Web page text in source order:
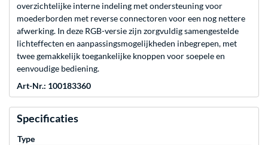
overzichtelijke interne indeling met ondersteuning voor
moederborden met reverse connectoren voor een nog nettere
afwerking. In deze RGB-versie zijn zorgvuldig samengestelde
lichteffecten en aanpassingsmogelijkheden inbegrepen, met
twee gemakkelijk toegankelijke knoppen voor soepele en
eenvoudige bediening.
Art-Nr.: 100183360
Specificaties
Type